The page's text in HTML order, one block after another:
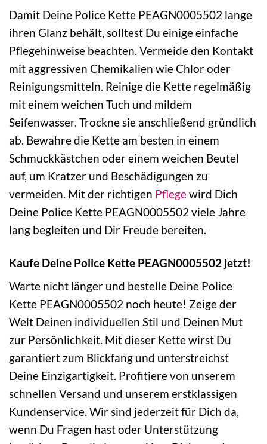
Damit Deine Police Kette PEAGN0005502 lange
ihren Glanz behält, solltest Du einige einfache
Pflegehinweise beachten. Vermeide den Kontakt
mit aggressiven Chemikalien wie Chlor oder
Reinigungsmitteln. Reinige die Kette regelmäßig
mit einem weichen Tuch und mildem
Seifenwasser. Trockne sie anschließend gründlich
ab. Bewahre die Kette am besten in einem
Schmuckkästchen oder einem weichen Beutel
auf, um Kratzer und Beschädigungen zu
vermeiden. Mit der richtigen Pflegewird Dich
Deine Police Kette PEAGN0005502 viele Jahre
lang begleiten und Dir Freude bereiten.
Kaufe Deine Police Kette PEAGN0005502 jetzt!
Warte nicht länger und bestelle Deine Police
Kette PEAGN0005502 noch heute! Zeige der
Welt Deinen individuellen Stil und Deinen Mut
zur Persönlichkeit. Mit dieser Kette wirst Du
garantiert zum Blickfang und unterstreichst
Deine Einzigartigkeit. Profitiere von unserem
schnellen Versand und unserem erstklassigen
Kundenservice. Wir sind jederzeit für Dich da,
wenn Du Fragen hast oder Unterstützung